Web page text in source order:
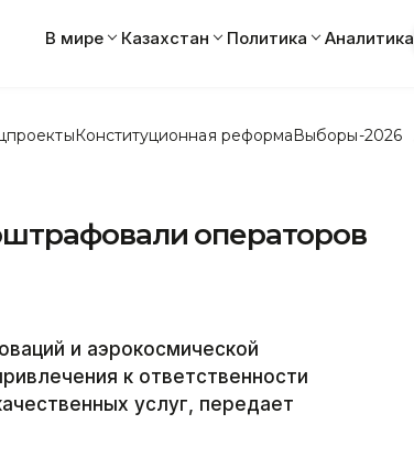
В мире Казахстан Политика Аналитика
Конституционная реформаВыборы-2026
операторов
и аэрокосмической
к ответственности
услуг, передает